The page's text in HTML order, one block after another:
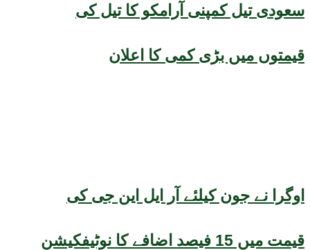
سعودی تیل کمپنی آرامکو کا تیل کی
قیمتوں میں بڑی کمی کا اعلان
اوگرا نے جون کیلئے آر ایل این جی کی
قیمت میں 15 فیصد اضافے کا نوٹیفکیشن